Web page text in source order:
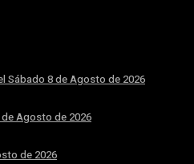
Sábado 8 de Agosto de 2026
Agosto de 2026
de 2026